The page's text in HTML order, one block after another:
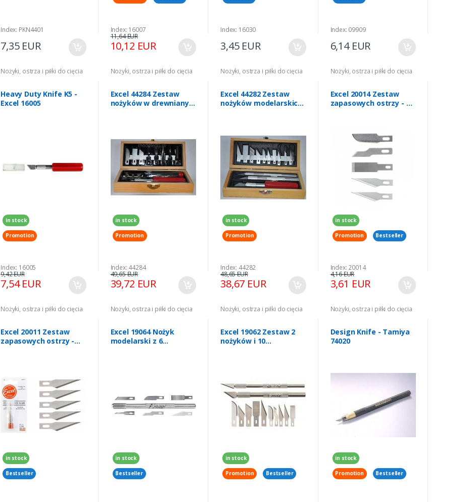
Index: PKN4401
7,35 EUR
Index: 16007
10,12 EUR
11,64 EUR
Index: 16030
3,45 EUR
Index: 09909
6,14 EUR
Nożyki, ostrza i piłki do cięcia
Heavy Duty Knife K5 -
Excel 16005
in stock
Promotion
Index: 16005
7,54 EUR
9,42 EUR
Nożyki, ostrza i piłki do cięcia
Excel 44284 Zestaw
nożyków w drewnianym
in stock
Promotion
Index: 44284
39,72 EUR
49,65 EUR
Nożyki, ostrza i piłki do cięcia
Excel 44282 Zestaw
nożyków modelarskich
in stock
Promotion
Index: 44282
38,67 EUR
48,65 EUR
Nożyki, ostrza i piłki do cięcia
Excel 20014 Zestaw
zapasowych ostrzy - 5
in stock
Promotion Bestseller
Index: 20014
3,61 EUR
4,16 EUR
Nożyki, ostrza i piłki do cięcia
Excel 20011 Zestaw
zapasowych ostrzy -
in stock
Bestseller
Nożyki, ostrza i piłki do cięcia
Excel 19064 Nożyk
modelarski z 6
in stock
Bestseller
Nożyki, ostrza i piłki do cięcia
Excel 19062 Zestaw 2
nożyków i 10
in stock
Promotion Bestseller
Nożyki, ostrza i piłki do cięcia
Design Knife - Tamiya
74020
in stock
Promotion Bestseller